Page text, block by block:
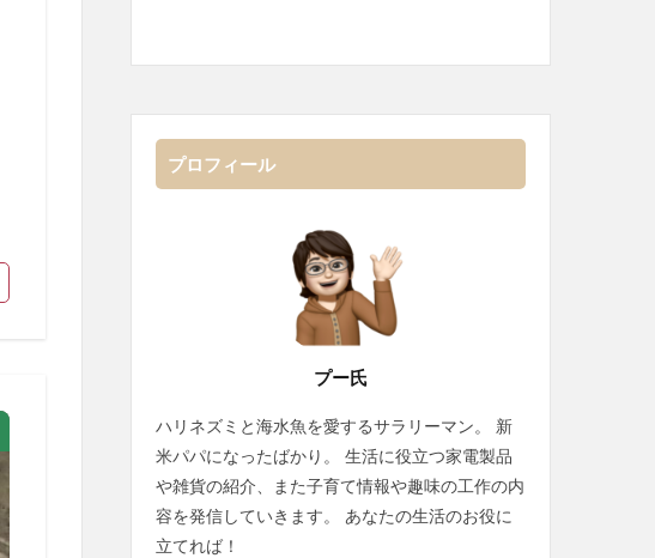
プロフィール
プー氏
ハリネズミと海水魚を愛するサラリーマン。 新
米パパになったばかり。 生活に役立つ家電製品
や雑貨の紹介、また子育て情報や趣味の工作の内
容を発信していきます。 あなたの生活のお役に
立てれば！